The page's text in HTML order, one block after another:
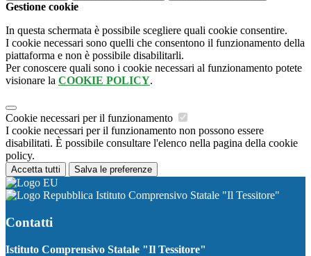
Gestione cookie
In questa schermata è possibile scegliere quali cookie consentire.
I cookie necessari sono quelli che consentono il funzionamento della
piattaforma e non è possibile disabilitarli.
Per conoscere quali sono i cookie necessari al funzionamento potete
visionare la COOKIE POLICY.
Cookie necessari per il funzionamento
I cookie necessari per il funzionamento non possono essere
disabilitati. È possibile consultare l'elenco nella pagina della cookie
policy.
Accetta tutti Salva le preferenze
Istituto Comprensivo Statale "Il Tessitore"
Contatti
Istituto Comprensivo Statale "Il Tessitore"